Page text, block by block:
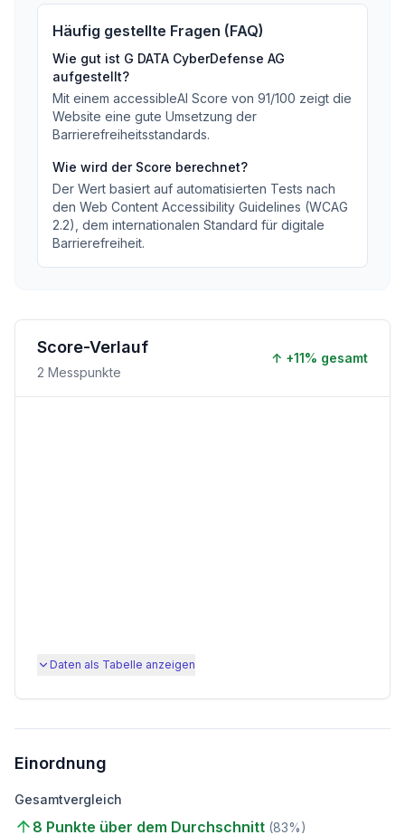
Häufig gestellte Fragen (FAQ)
Wie gut ist G DATA CyberDefense AG
aufgestellt?
Mit einem accessibleAI Score von 91/100 zeigt die
Website eine gute Umsetzung der
Barrierefreiheitsstandards.
Wie wird der Score berechnet?
Der Wert basiert auf automatisierten Tests nach
den Web Content Accessibility Guidelines (WCAG
2.2), dem internationalen Standard für digitale
Barrierefreiheit.
Score-Verlauf
2 Messpunkte
↑ +11% gesamt
Daten als Tabelle anzeigen
Einordnung
Gesamtvergleich
8 Punkte über dem Durchschnitt (83%)